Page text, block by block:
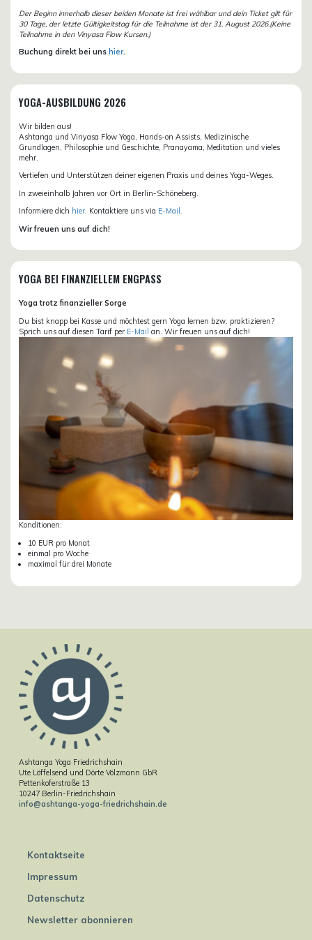
Der Beginn innerhalb dieser beiden Monate ist frei wählbar und dein Ticket gilt für
30 Tage, der letzte Gültigkeitstag für die Teilnahme ist der 31. August 2026.(Keine
Teilnahme in den Vinyasa Flow Kursen.)
Buchung direkt bei uns hier.
YOGA-AUSBILDUNG 2026
Wir bilden aus!
Ashtanga und Vinyasa Flow Yoga, Hands-on Assists, Medizinische
Grundlagen, Philosophie und Geschichte, Pranayama, Meditation und vieles
mehr.
Vertiefen und Unterstützen deiner eigenen Praxis und deines Yoga-Weges.
In zweieinhalb Jahren vor Ort in Berlin-Schöneberg.
Informiere dich hier. Kontaktiere uns via E-Mail.
Wir freuen uns auf dich!
YOGA BEI FINANZIELLEM ENGPASS
Yoga trotz finanzieller Sorge
Du bist knapp bei Kasse und möchtest gern Yoga lernen bzw. praktizieren?
Sprich uns auf diesen Tarif per E-Mail an. Wir freuen uns auf dich!
Konditionen:
10 EUR pro Monat
einmal pro Woche
maximal für drei Monate
Ashtanga Yoga Friedrichshain
Ute Löffelsend und Dörte Völzmann GbR
Pettenkoferstraße 13
10247 Berlin-Friedrichshain
info@ashtanga-yoga-friedrichshain.de
Kontaktseite
Impressum
Datenschutz
Newsletter abonnieren